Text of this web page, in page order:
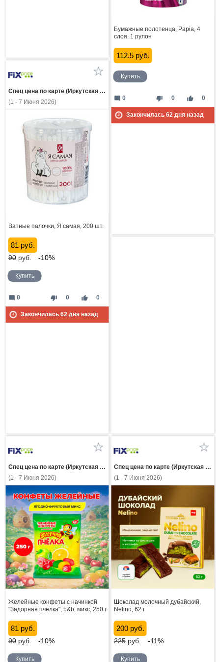
Бумажные полотенца, Papia, 4
слоя, 1 рулон
112.5 руб.
Купить
thumb_down 0 thumb_up 0
mode_comment 0
Закончилась 62дня назад
Спец цена по карте (Иркутская область)
(1 - 7 Июня 2026)
Ватные палочки, Я самая, 200 шт.
81 руб.
90руб. -10%
Купить
thumb_down 0 thumb_up 0
mode_comment 0
Закончилась 62дня назад
Спец цена по карте (Иркутская область)
(1 - 7 Июня 2026)
Желейные конфеты с начинкой
"Задорная пчёлка", b&b, микс, 250 г
81 руб.
90руб. -10%
Купить
Спец цена по карте (Иркутская область)
(1 - 7 Июня 2026)
Шоколад молочный дубайский,
Nelino, 62 г
200 руб.
225руб. -11%
Купить